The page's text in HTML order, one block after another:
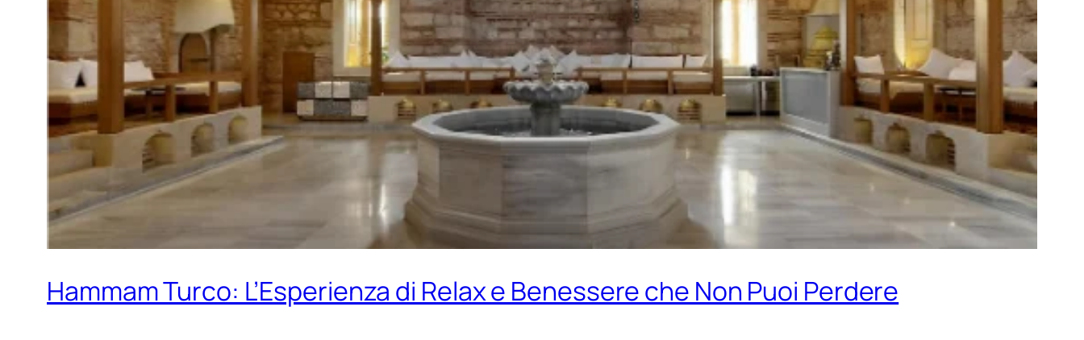
Hammam Turco: L’Esperienza di Relax e Benessere che Non Puoi Perdere